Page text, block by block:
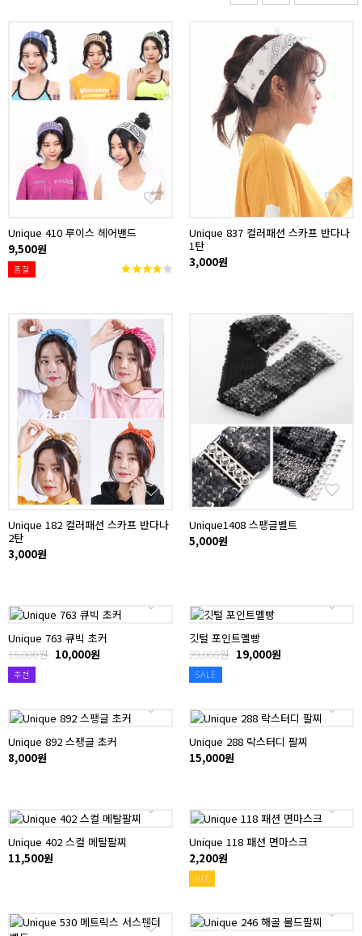
Unique 410 루이스 헤어밴드
9,500원
품절
Unique 837 컬러패션 스카프 반다나
1탄
3,000원
Unique 182 컬러패션 스카프 반다나
2탄
3,000원
Unique1408 스팽글벨트
5,000원
Unique 763 큐빅 초커
15,000원 10,000원
추천
깃털 포인트멜빵
29,000원 19,000원
SALE
Unique 892 스팽글 초커
8,000원
Unique 288 락스터디 팔찌
15,000원
Unique 402 스컬 메탈팔찌
11,500원
Unique 118 패션 면마스크
2,200원
HIT